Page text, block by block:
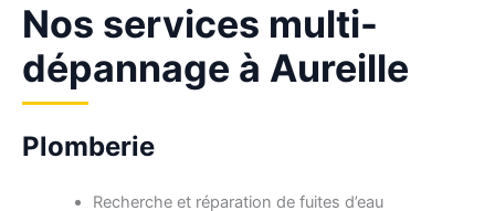
Nos services multi-
dépannage à Aureille
Plomberie
Recherche et réparation de fuites d’eau